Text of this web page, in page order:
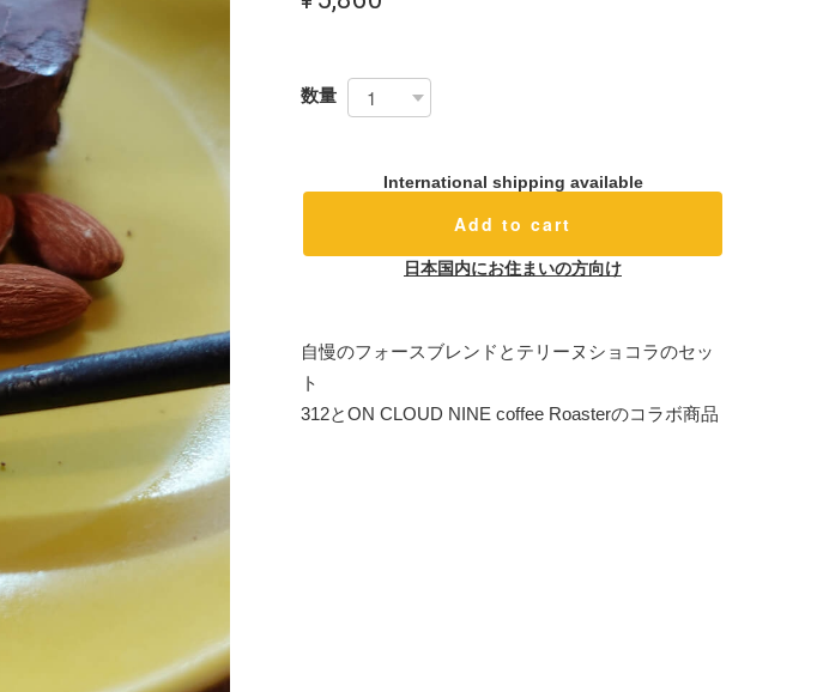
数量
International shipping available
Add to cart
日本国内にお住まいの方向け
自慢のフォースブレンドとテリーヌショコラのセッ
ト
312とON CLOUD NINE coffee Roasterのコラボ商品